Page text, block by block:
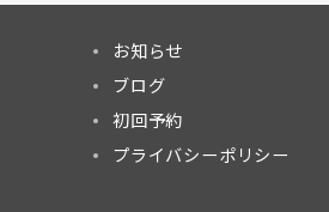
お知らせ
ブログ
初回予約
プライバシーポリシー